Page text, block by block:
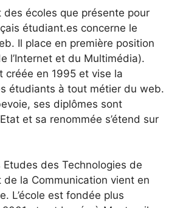
des écoles que présente pour
étudiant.es concerne le
Il place en première position
l’Internet et du Multimédia).
créée en 1995 et vise la
étudiants à tout métier du web.
ses diplômes sont
et sa renommée s’étend sur
Etudes des Technologies de
de la Communication vient en
L’école est fondée plus